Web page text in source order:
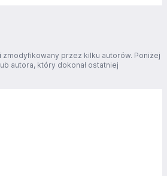
zmodyfikowany przez kilku autorów. Poniżej
autora, który dokonał ostatniej